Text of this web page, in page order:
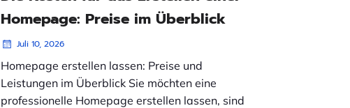
Homepage: Preise im Überblick
Juli 10, 2026
Homepage erstellen lassen: Preise und
Leistungen im Überblick Sie möchten eine
professionelle Homepage erstellen lassen, sind